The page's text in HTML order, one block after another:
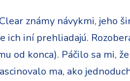
známy návykmi, jeho
ich iní prehliadajú.
od konca). Páčilo sa mi,
ma, ako